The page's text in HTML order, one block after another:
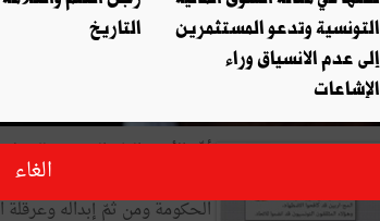
أكّد الأمين العام التونسي
محاولات واضحة ولاغبار
الحكومة ومن ثمّ إبداله
التونسية وتدعو المستثمرين
إلى عدم الانسياق وراء
الإشاعات
التاريخ
الغاء